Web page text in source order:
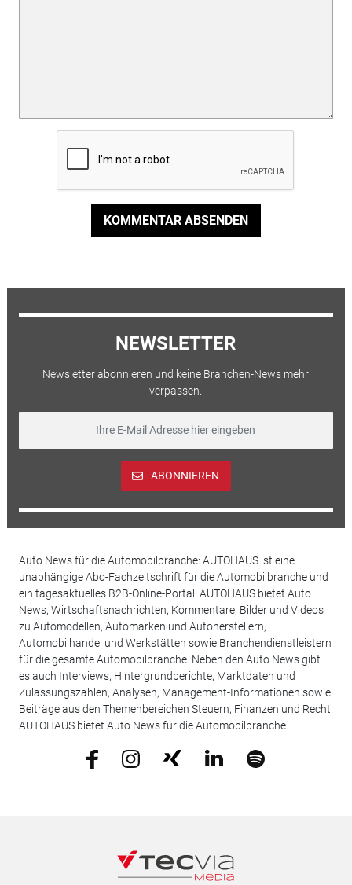
KOMMENTAR ABSENDEN
NEWSLETTER
Newsletter abonnieren und keine Branchen-News mehr
verpassen.
ABONNIEREN
Auto News für die Automobilbranche: AUTOHAUS ist eine
unabhängige Abo-Fachzeitschrift für die Automobilbranche und
ein tagesaktuelles B2B-Online-Portal. AUTOHAUS bietet Auto
News, Wirtschaftsnachrichten, Kommentare, Bilder und Videos
zu Automodellen, Automarken und Autoherstellern,
Automobilhandel und Werkstätten sowie Branchendienstleistern
für die gesamte Automobilbranche. Neben den Auto News gibt
es auch Interviews, Hintergrundberichte, Marktdaten und
Zulassungszahlen, Analysen, Management-Informationen sowie
Beiträge aus den Themenbereichen Steuern, Finanzen und Recht.
AUTOHAUS bietet Auto News für die Automobilbranche.